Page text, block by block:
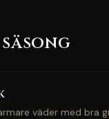
väder med bra